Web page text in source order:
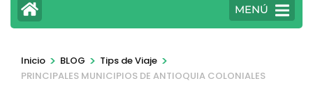
MENÚ
Inicio > BLOG > Tips de Viaje >
PRINCIPALES MUNICIPIOS DE ANTIOQUIA COLONIALES